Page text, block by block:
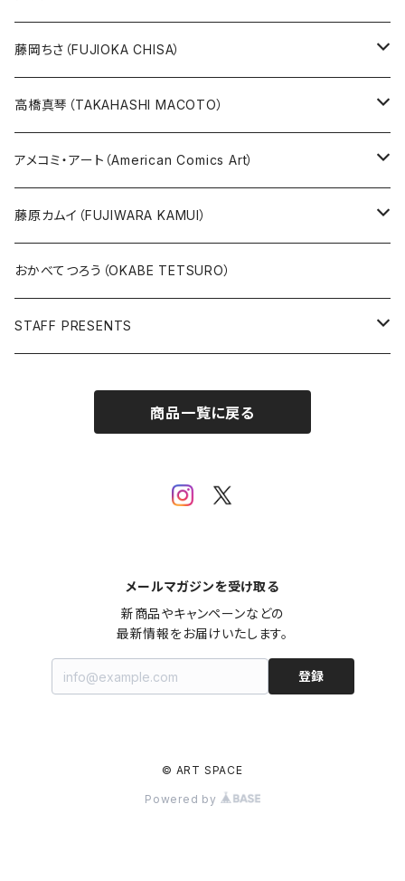
その他
藤岡ちさ（FUJIOKA CHISA）
版画
原画
高橋真琴（TAKAHASHI MACOTO）
版画
直筆サイン入り
版上サイン【新作】
グッズ
アメコミ・アート（American Comics Art）
ガブリエーレ・デッロット版画
SPIDER MAN
BATMAN
人気作品TOP5
藤原カムイ（FUJIWARA KAMUI）
複製原画
おかべてつろう（OKABE TETSURO）
STAFF PRESENTS
商品一覧に戻る
メールマガジンを受け取る
新商品やキャンペーンなどの
最新情報をお届けいたします。
登録
© ART SPACE
Powered by